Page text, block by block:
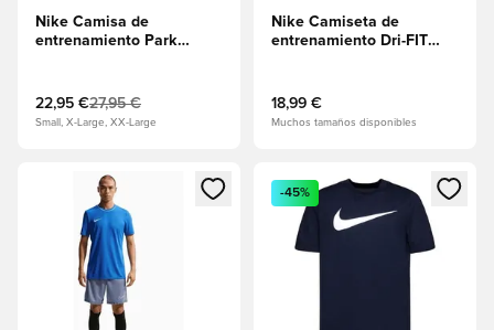
Nike Camisa de
entrenamiento Park
22,95 €27,95 €
Small, X-Large, XX-Large
Nike Camiseta de
entrenamiento Dri-FIT
18,99 €
Muchos tamaños disponibles
Abre un modal para iniciar sesión o registrarse como
Abre un modal para iniciar
-45%